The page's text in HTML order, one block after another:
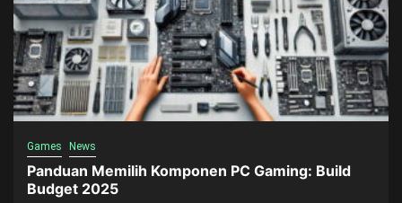
Games News
Panduan Memilih Komponen PC Gaming: Build
Budget 2025